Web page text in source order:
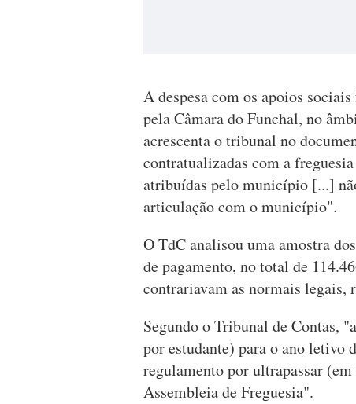
A despesa com os apoios
pela Câmara do Funchal, no
acrescenta o tribunal no
contratualizadas com a
atribuídas pelo município [...]
articulação com o município".
O TdC analisou uma amostra
de pagamento, no total de
contrariavam as normais legais,
Segundo o Tribunal de Contas,
por estudante) para o ano letivo
regulamento por ultrapassar
Assembleia de Freguesia".